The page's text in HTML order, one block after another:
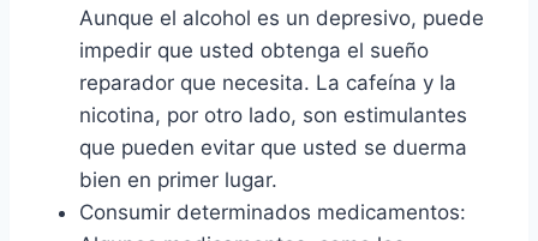
Aunque el alcohol es un depresivo, puede
impedir que usted obtenga el sueño
reparador que necesita. La cafeína y la
nicotina, por otro lado, son estimulantes
que pueden evitar que usted se duerma
bien en primer lugar.
Consumir determinados medicamentos: